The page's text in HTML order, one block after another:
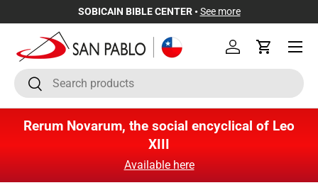
Skip to content
SOBICAIN BIBLE CENTER • See more
SearchSearch
Log inCart
Menu
Rerum Novarum, the social encyclical of Leo
XIII
Available here